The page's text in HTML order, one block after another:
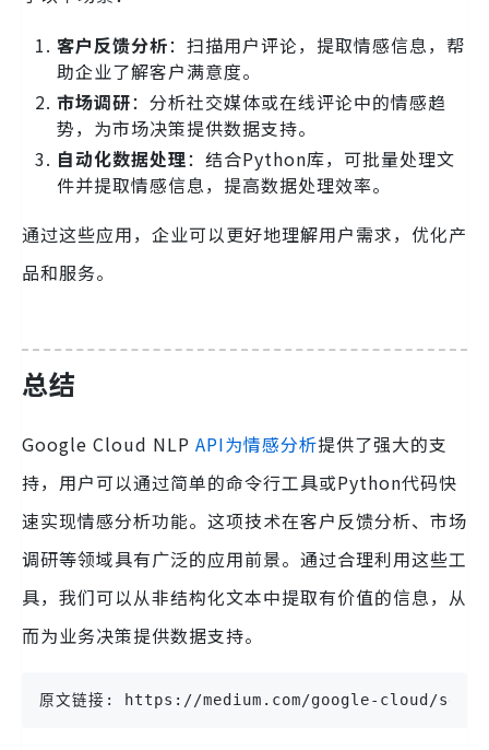
客户反馈分析：扫描用户评论，提取情感信息，帮
助企业了解客户满意度。
市场调研：分析社交媒体或在线评论中的情感趋
势，为市场决策提供数据支持。
自动化数据处理：结合Python库，可批量处理文
件并提取情感信息，提高数据处理效率。
通过这些应用，企业可以更好地理解用户需求，优化产
品和服务。
总结
Google Cloud NLP API为情感分析提供了强大的支
持，用户可以通过简单的命令行工具或Python代码快
速实现情感分析功能。这项技术在客户反馈分析、市场
调研等领域具有广泛的应用前景。通过合理利用这些工
具，我们可以从非结构化文本中提取有价值的信息，从
而为业务决策提供数据支持。
原文链接: https://medium.com/google-cloud/